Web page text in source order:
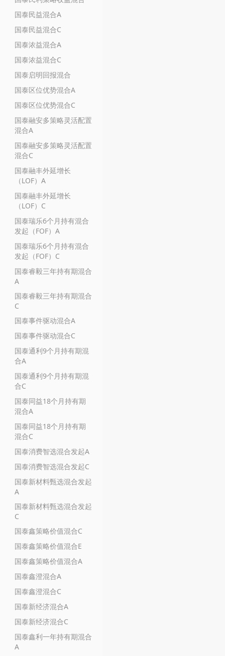
国泰民益混合A
国泰民益混合C
国泰浓益混合A
国泰浓益混合C
国泰启明回报混合
国泰区位优势混合A
国泰区位优势混合C
国泰融安多策略灵活配置
混合A
国泰融安多策略灵活配置
混合C
国泰融丰外延增长
（LOF）A
国泰融丰外延增长
（LOF）C
国泰瑞乐6个月持有混合
发起（FOF）A
国泰瑞乐6个月持有混合
发起（FOF）C
国泰睿毅三年持有期混合
A
国泰睿毅三年持有期混合
C
国泰事件驱动混合A
国泰事件驱动混合C
国泰通利9个月持有期混
合A
国泰通利9个月持有期混
合C
国泰同益18个月持有期
混合A
国泰同益18个月持有期
混合C
国泰消费智选混合发起A
国泰消费智选混合发起C
国泰新材料甄选混合发起
A
国泰新材料甄选混合发起
C
国泰鑫策略价值混合C
国泰鑫策略价值混合E
国泰鑫策略价值混合A
国泰鑫澄混合A
国泰鑫澄混合C
国泰新经济混合A
国泰新经济混合C
国泰鑫利一年持有期混合
A